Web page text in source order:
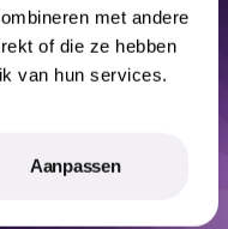
met andere
of die ze hebben
van hun services.
Aanpassen
Algemene voorwaarden